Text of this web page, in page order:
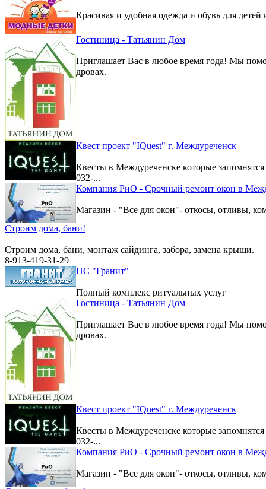
Красивая и удобная одежда и обувь для детей
Гостиница - Татьянин Дом
Приглашает Вас в любое время года! Мы
дровах.
Квест проект "IQuest" г. Междуреченск
Квесты в Междуреченске которые
032-...
Компания РиО - Срочный ремонт окон в
Магазин - "Все для окон"- откосы, отливы,
Строим дома, бани!
Строим дома, бани, монтаж сайдинга, забора, замена крыши.
8-913-419-31-29
ПС "Гранит"
Полный комплекс ритуальных услуг
Гостиница - Татьянин Дом
Приглашает Вас в любое время года! Мы
дровах.
Квест проект "IQuest" г. Междуреченск
Квесты в Междуреченске которые
032-...
Компания РиО - Срочный ремонт окон в
Магазин - "Все для окон"- откосы, отливы,